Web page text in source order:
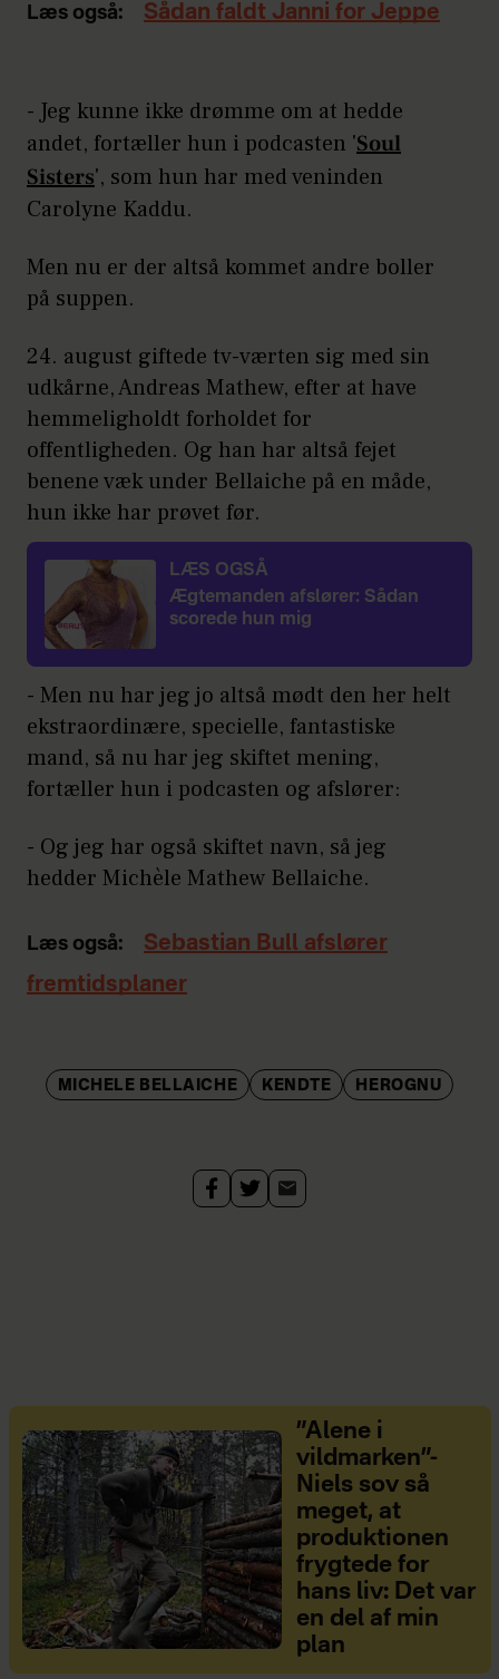
Læs også: Sådan faldt Janni for Jeppe
- Jeg kunne ikke drømme om at hedde
andet, fortæller hun i podcasten 'Soul
Sisters', som hun har med veninden
Carolyne Kaddu.
Men nu er der altså kommet andre boller
på suppen.
24. august giftede tv-værten sig med sin
udkårne, Andreas Mathew, efter at have
hemmeligholdt forholdet for
offentligheden. Og han har altså fejet
benene væk under Bellaiche på en måde,
hun ikke har prøvet før.
LÆS OGSÅ
Ægtemanden afslører: Sådan
scorede hun mig
- Men nu har jeg jo altså mødt den her helt
ekstraordinære, specielle, fantastiske
mand, så nu har jeg skiftet mening,
fortæller hun i podcasten og afslører:
- Og jeg har også skiftet navn, så jeg
hedder Michèle Mathew Bellaiche.
Læs også:
Sebastian Bull afslører
fremtidsplaner
MICHELE BELLAICHE KENDTE HEROGNU
”Alene i
vildmarken”-
Niels sov så
meget, at
produktionen
frygtede for
hans liv: Det var
en del af min
plan